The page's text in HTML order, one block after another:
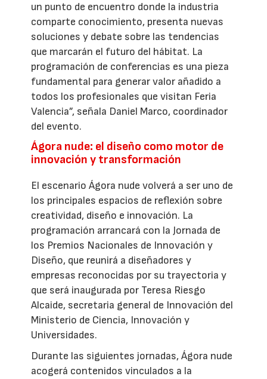
un punto de encuentro donde la industria
comparte conocimiento, presenta nuevas
soluciones y debate sobre las tendencias
que marcarán el futuro del hábitat. La
programación de conferencias es una pieza
fundamental para generar valor añadido a
todos los profesionales que visitan Feria
Valencia”, señala Daniel Marco, coordinador
del evento.
Ágora nude: el diseño como motor de
innovación y transformación
El escenario Ágora nude volverá a ser uno de
los principales espacios de reflexión sobre
creatividad, diseño e innovación. La
programación arrancará con la Jornada de
los Premios Nacionales de Innovación y
Diseño, que reunirá a diseñadores y
empresas reconocidas por su trayectoria y
que será inaugurada por Teresa Riesgo
Alcaide, secretaria general de Innovación del
Ministerio de Ciencia, Innovación y
Universidades.
Durante las siguientes jornadas, Ágora nude
acogerá contenidos vinculados a la